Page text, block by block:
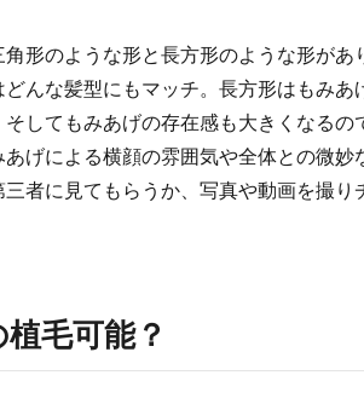
角形のような形と長方形のような形が
んな髪型にもマッチ。長方形はもみあ
してもみあげの存在感も大きくなる
げによる横顔の雰囲気や全体との微
者に見てもらうか、写真や動画を撮り
毛可能？